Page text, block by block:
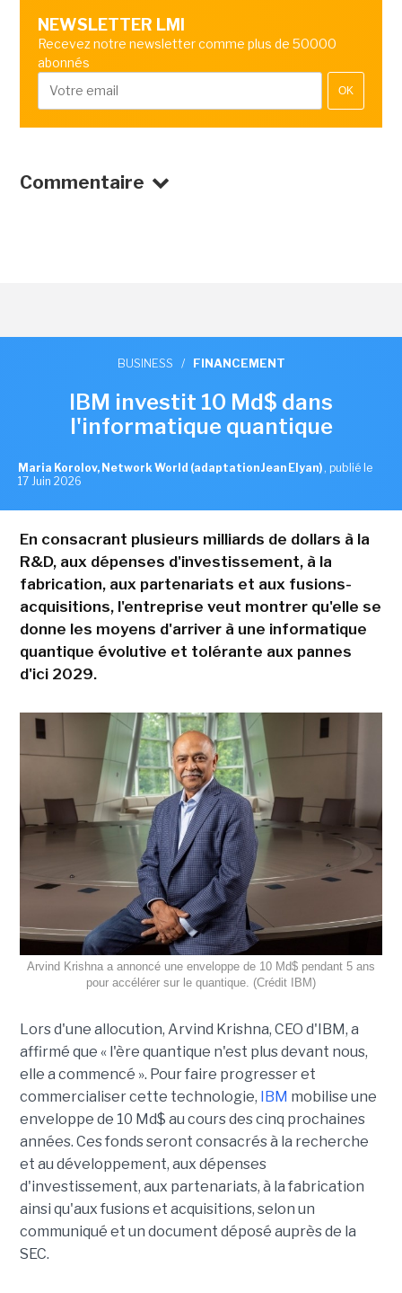
NEWSLETTER LMI
Recevez notre newsletter comme plus de 50000
abonnés
OK
Commentaire
BUSINESS / FINANCEMENT
IBM investit 10 Md$ dans
l'informatique quantique
Maria Korolov, Network World (adaptation Jean Elyan) , publié le
17 Juin 2026
En consacrant plusieurs milliards de dollars à la
R&D, aux dépenses d'investissement, à la
fabrication, aux partenariats et aux fusions-
acquisitions, l'entreprise veut montrer qu'elle se
donne les moyens d'arriver à une informatique
quantique évolutive et tolérante aux pannes
d'ici 2029.
Arvind Krishna a annoncé une enveloppe de 10 Md$ pendant 5 ans
pour accélérer sur le quantique. (Crédit IBM)
Lors d'une allocution, Arvind Krishna, CEO d'IBM, a
affirmé que « l'ère quantique n'est plus devant nous,
elle a commencé ». Pour faire progresser et
commercialiser cette technologie, IBM mobilise une
enveloppe de 10 Md$ au cours des cinq prochaines
années. Ces fonds seront consacrés à la recherche
et au développement, aux dépenses
d'investissement, aux partenariats, à la fabrication
ainsi qu'aux fusions et acquisitions, selon un
communiqué et un document déposé auprès de la
SEC.